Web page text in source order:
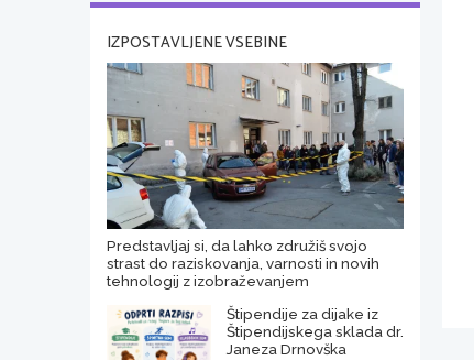
IZPOSTAVLJENE VSEBINE
Predstavljaj si, da lahko združiš svojo
strast do raziskovanja, varnosti in novih
tehnologij z izobraževanjem
Štipendije za dijake iz
Štipendijskega sklada dr.
Janeza Drnovška